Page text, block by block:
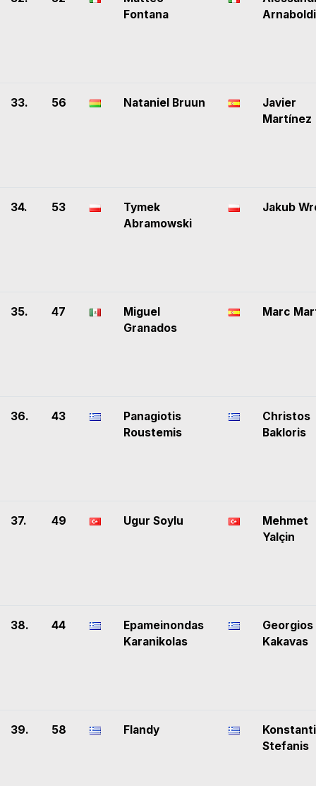
Fontana
Arnaboldi
33. 56 Nataniel Bruun
Javier
Martínez
34. 53
Tymek
Abramowski
Jakub
35. 47
Miguel
Granados
Marc
36. 43
Panagiotis
Roustemis
Christos
Bakloris
37. 49 Ugur Soylu
Mehmet
Yalçin
38. 44
Epameinondas
Karanikolas
Georgios
Kakavas
39. 58 Flandy
Stefanis